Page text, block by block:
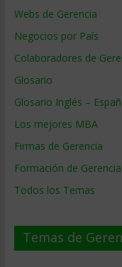
Webs de Gerencia
Negocios por País
Colaboradores de
Glosario
Glosario Inglés –
Los mejores MBA
Firmas de Gerencia
Formación de Gerencia
Todos los Temas
Temas de